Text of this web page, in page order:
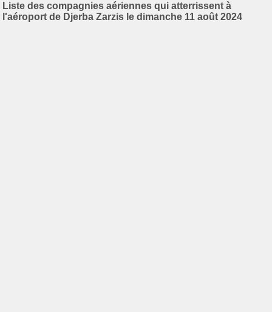
Liste des compagnies aériennes qui atterrissent à
l'aéroport de Djerba Zarzis le dimanche 11 août 2024